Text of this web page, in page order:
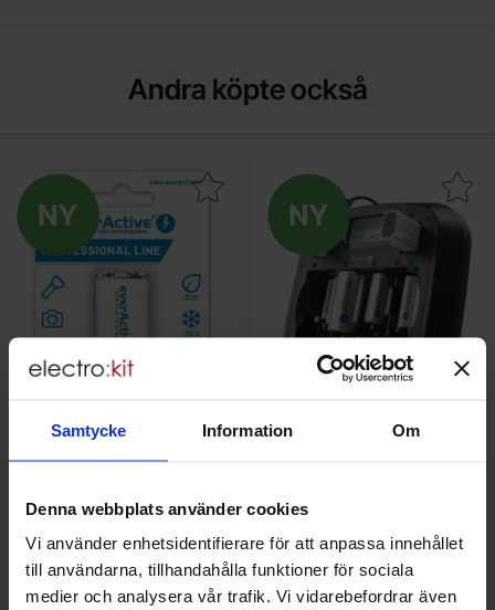
Samtycke Information Om
Denna webbplats använder cookies
Vi använder enhetsidentifierare för att anpassa innehållet
till användarna, tillhandahålla funktioner för sociala
medier och analysera vår trafik. Vi vidarebefordrar även
Andra köpte också
Ny
Laddbart 9V batteri 320mAh
everActive - EVHRL22-320
99 SEK
Inklusive 25% moms
laddbart 9V batteri 320mAh everActive som favorit
Ny
everActive - NC-900U
479 SEK
Inklusive 25% moms
Makera universal batteriladdare 4x AAA/